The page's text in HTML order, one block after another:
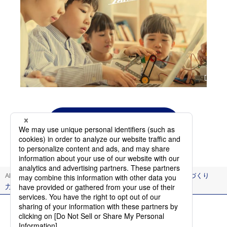
AIThink イノベーション
クルマの電動化を切り拓く「ものづくり
力」
ご利用にあたって